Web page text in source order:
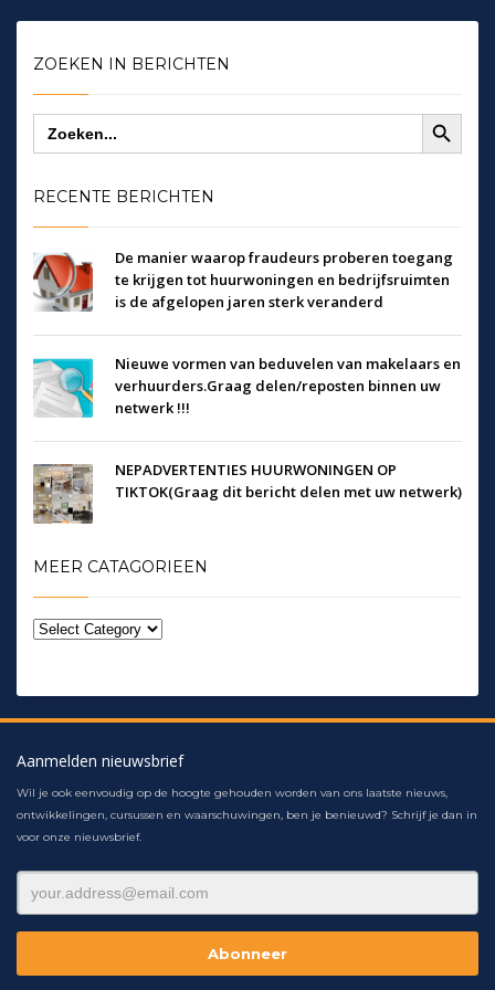
ZOEKEN IN BERICHTEN
Zoek
naar:
Zoekknop
RECENTE BERICHTEN
De manier waarop fraudeurs proberen toegang
te krijgen tot huurwoningen en bedrijfsruimten
is de afgelopen jaren sterk veranderd
Nieuwe vormen van beduvelen van makelaars en
verhuurders.Graag delen/reposten binnen uw
netwerk !!!
NEPADVERTENTIES HUURWONINGEN OP
TIKTOK(Graag dit bericht delen met uw netwerk)
MEER CATAGORIEEN
Aanmelden nieuwsbrief
Wil je ook eenvoudig op de hoogte gehouden worden van ons laatste nieuws,
ontwikkelingen, cursussen en waarschuwingen, ben je benieuwd? Schrijf je dan in
voor onze nieuwsbrief.